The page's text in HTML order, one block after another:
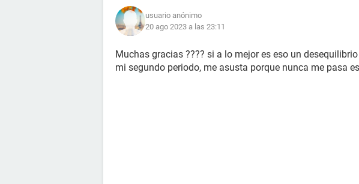
usuario anónimo
20 ago 2023 a las 23:11
Muchas gracias ???? si a lo mejor es eso un
mi segundo periodo, me asusta porque nunca me pasa